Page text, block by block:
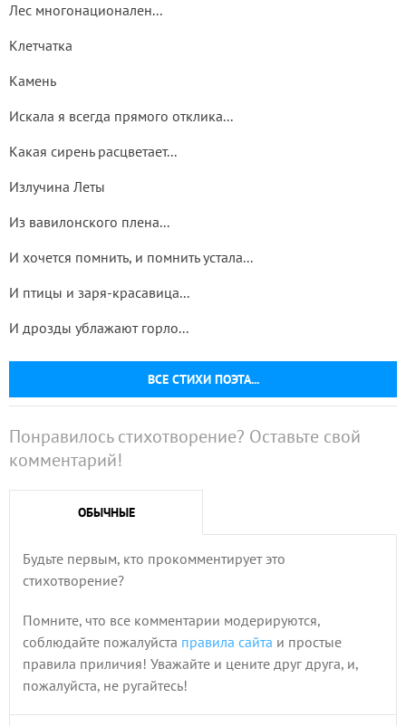
ВСЕ СТИХИ ПОЭТА...
Лес многонационален...
Клетчатка
Камень
Искала я всегда прямого отклика...
Какая сирень расцветает...
Излучина Леты
Из вавилонского плена...
И хочется помнить, и помнить устала...
И птицы и заря-красавица...
И дрозды ублажают горло...
Понравилось стихотворение? Оставьте свой
комментарий!
ОБЫЧНЫЕ
Будьте первым, кто прокомментирует это
стихотворение?
Помните, что все комментарии модерируются,
соблюдайте пожалуйста правила сайта и простые
правила приличия! Уважайте и цените друг друга, и,
пожалуйста, не ругайтесь!